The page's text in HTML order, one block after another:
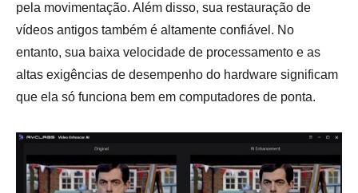
pela movimentação. Além disso, sua restauração de
vídeos antigos também é altamente confiável. No
entanto, sua baixa velocidade de processamento e as
altas exigências de desempenho do hardware significam
que ela só funciona bem em computadores de ponta.